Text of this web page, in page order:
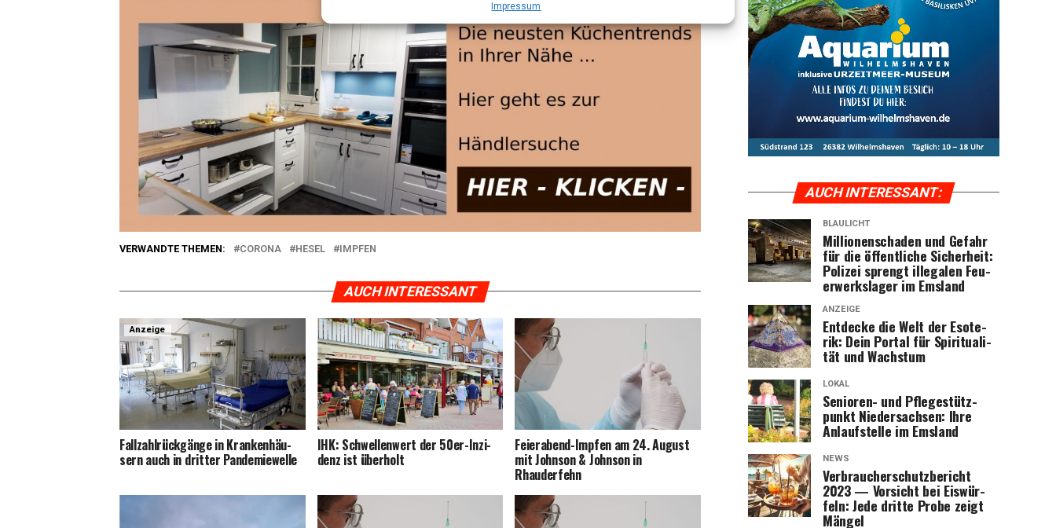
Impres­sum
VERWANDTE THEMEN: CORONA HESEL IMPFEN
AUCH INTERESSANT
Anzeige
Fall­zahl­rück­gän­ge in Kran­ken­häu­
sern auch in drit­ter Pandemiewelle
IHK: Schwel­len­wert der 50er-Inzi­
denz ist überholt
Fei­er­abend-Imp­fen am 24. August
mit John­son & John­son in
Rhauderfehn
AUCH INTER­ES­SANT:
BLAULICHT
Mil­lio­nen­scha­den und Gefahr
für die öffent­li­che Sicher­heit:
Poli­zei sprengt ille­ga­len Feu­
er­werks­la­ger im Emsland
ANZEIGE
Ent­de­cke die Welt der Eso­te­
rik: Dein Por­tal für Spi­ri­tua­li­
tät und Wachstum
LOKAL
Senio­ren- und Pfle­ge­stütz­
punkt Nie­der­sach­sen: Ihre
Anlauf­stel­le im Emsland
NEWS
Ver­brau­cher­schutz­be­richt
2023 — Vor­sicht bei Eis­wür­
feln: Jede drit­te Pro­be zeigt
Mängel